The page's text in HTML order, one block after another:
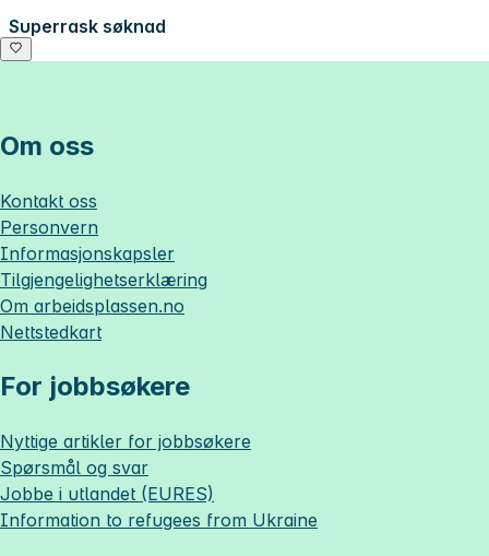
Superrask søknad
Om oss
Kontakt oss
Personvern
Informasjonskapsler
Tilgjengelighetserklæring
Om arbeidsplassen.no
Nettstedkart
For jobbsøkere
Nyttige artikler for jobbsøkere
Spørsmål og svar
Jobbe i utlandet (EURES)
Information to refugees from Ukraine